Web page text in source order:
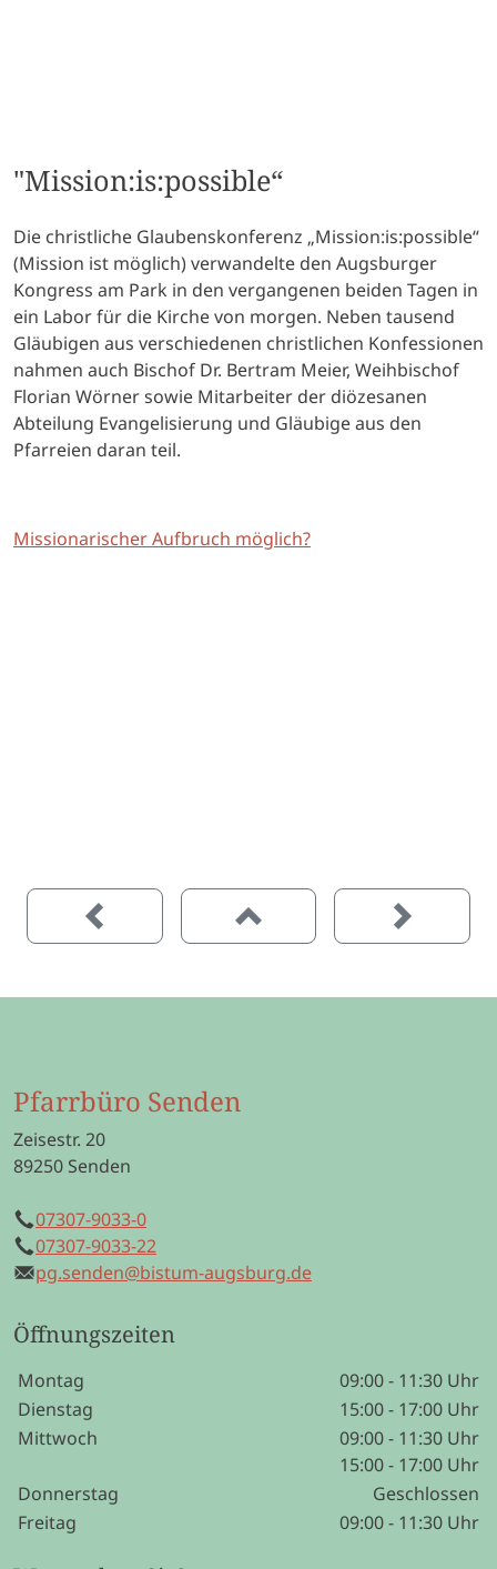
"Mission:is:possible“
Die christliche Glaubenskonferenz „Mission:is:possible“
(Mission ist möglich) verwandelte den Augsburger
Kongress am Park in den vergangenen beiden Tagen in
ein Labor für die Kirche von morgen. Neben tausend
Gläubigen aus verschiedenen christlichen Konfessionen
nahmen auch Bischof Dr. Bertram Meier, Weihbischof
Florian Wörner sowie Mitarbeiter der diözesanen
Abteilung Evangelisierung und Gläubige aus den
Pfarreien daran teil.
Missionarischer Aufbruch möglich?
Pfarrbüro Senden
Zeisestr. 20
89250 Senden
Telefon
07307-9033-0
Mobil
07307-9033-22
E-Mailpg.senden@bistum-augsburg.de
Öffnungszeiten
Wochentage / Monate
Öffnungszeiten / Hinweise
Montag
09:00 - 11:30 Uhr
Dienstag
15:00 - 17:00 Uhr
Mittwoch
09:00 - 11:30 Uhr
15:00 - 17:00 Uhr
Donnerstag
Geschlossen
Freitag
09:00 - 11:30 Uhr